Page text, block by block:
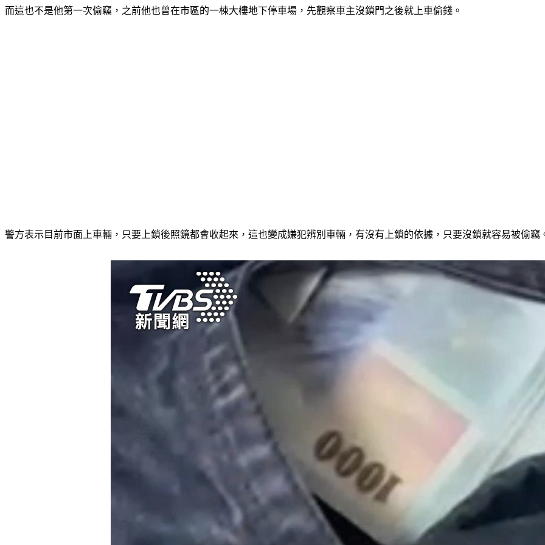
而這也不是他第一次偷竊，之前他也曾在市區的一棟大樓地下停車場，先觀察車主沒鎖門之後就上車偷錢。
警方表示目前市面上車輛，只要上鎖後照鏡都會收起來，這也變成嫌犯辨別車輛，有沒有上鎖的依據，只要沒鎖就容易被偷竊